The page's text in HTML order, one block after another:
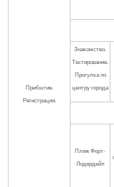
Прибытие.
Регистрация.
Знакомство.
Тестирование.
Прогулка по
центру города
Пляж Форт-
Лодердейл